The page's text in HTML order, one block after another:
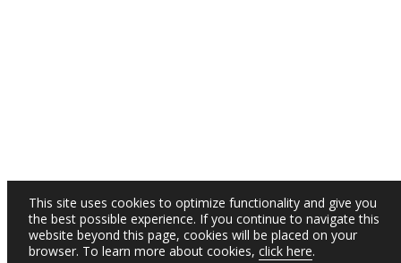
This site uses cookies to optimize functionality and give you
the best possible experience. If you continue to navigate this
website beyond this page, cookies will be placed on your
browser. To learn more about cookies, click here.